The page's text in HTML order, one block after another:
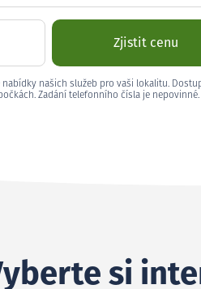
Zjistit cenu
našich služeb pro vaši lokalitu.
Zadání telefonního čísla je nepovinné.
si